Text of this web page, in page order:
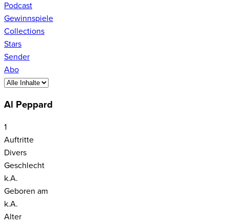
Podcast
Gewinnspiele
Collections
Stars
Sender
Abo
Al Peppard
1
Auftritte
Divers
Geschlecht
k.A.
Geboren am
k.A.
Alter